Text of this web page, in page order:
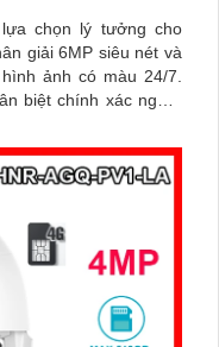
lựa chọn lý tưởng cho
giải 6MP siêu nét và
ảnh có màu 24/7.
biệt chính xác người